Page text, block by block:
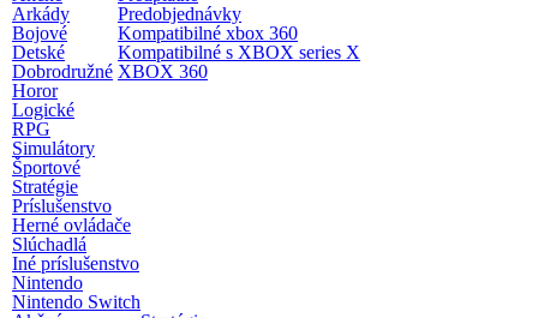
Arkády
Bojové
Detské
Dobrodružné
Horor
Logické
RPG
Simulátory
Športové
Stratégie
Predobjednávky
Kompatibilné xbox 360
Kompatibilné s XBOX series X
XBOX 360
Príslušenstvo
Herné ovládače
Slúchadlá
Iné príslušenstvo
Nintendo
Nintendo Switch